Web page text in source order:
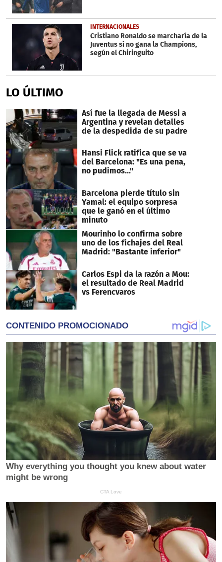
INTERNACIONALES
Cristiano Ronaldo se marcharía de la
Juventus si no gana la Champions,
según el Chiringuito
LO ÚLTIMO
Así fue la llegada de Messi a
Argentina y revelan detalles
de la despedida de su padre
Hansi Flick ratifica que se va
del Barcelona: "Es una pena,
no pudimos..."
Barcelona pierde título sin
Yamal: el equipo sorpresa
que le ganó en el último
minuto
Mourinho lo confirma sobre
uno de los fichajes del Real
Madrid: "Bastante inferior"
Carlos Espi da la razón a Mou:
el resultado de Real Madrid
vs Ferencvaros